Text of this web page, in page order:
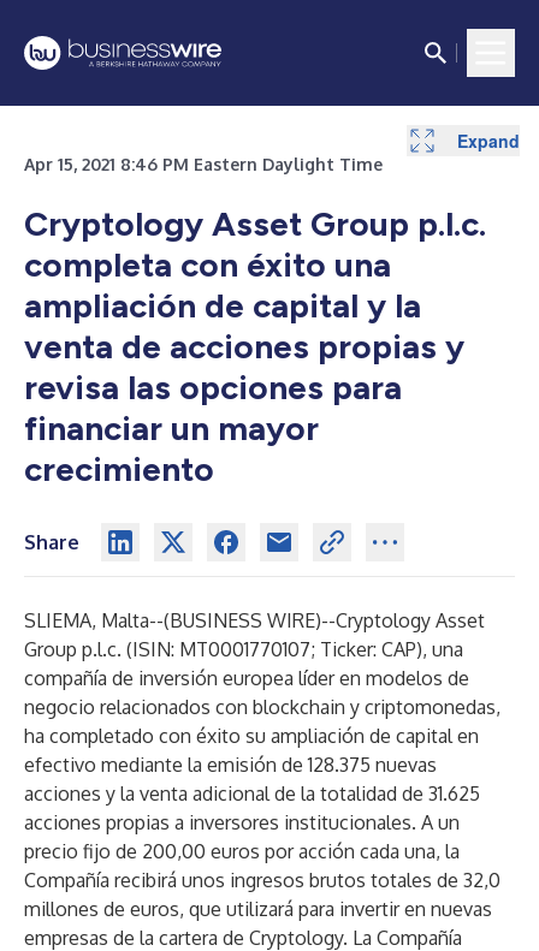
Apr 15, 2021 8:46 PM Eastern Daylight Time
Cryptology Asset Group p.l.c.
completa con éxito una
ampliación de capital y la
venta de acciones propias y
revisa las opciones para
financiar un mayor
crecimiento
Share
SLIEMA, Malta--(BUSINESS WIRE)--Cryptology Asset
Group p.l.c. (ISIN: MT0001770107; Ticker: CAP), una
compañía de inversión europea líder en modelos de
negocio relacionados con blockchain y criptomonedas,
ha completado con éxito su ampliación de capital en
efectivo mediante la emisión de 128.375 nuevas
acciones y la venta adicional de la totalidad de 31.625
acciones propias a inversores institucionales. A un
precio fijo de 200,00 euros por acción cada una, la
Compañía recibirá unos ingresos brutos totales de 32,0
millones de euros, que utilizará para invertir en nuevas
empresas de la cartera de Cryptology. La Compañía
Expand